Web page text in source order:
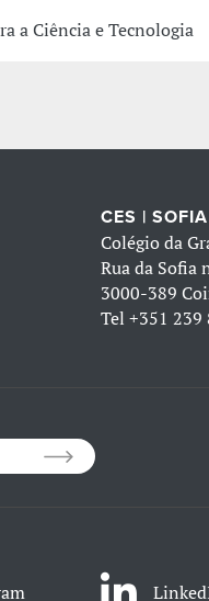
a Ciência e Tecnologia
CES | SOFIA
Colégio da
Rua da Sofia
3000-389
Tel +351 239